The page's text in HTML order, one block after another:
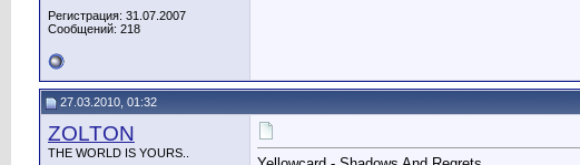
Регистрация: 31.07.2007
Сообщений: 218
27.03.2010, 01:32
ZOLTON
THE WORLD IS YOURS..